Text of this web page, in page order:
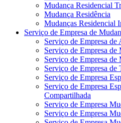
Mudança Residencial
Mudança Residência
Mudanças Residencial
Serviço de Empresa de
Serviço de Empresa
Serviço de Empresa
Serviço de Empresa de
Serviço de Empresa de
Serviço de Empresa
Serviço de Empresa
Compartilhada
Serviço de Empresa
Serviço de Empresa